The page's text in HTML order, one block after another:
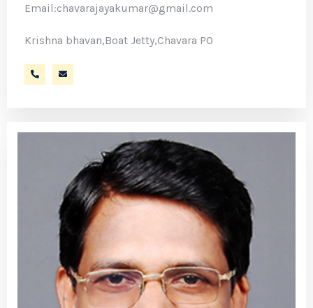
Email:chavarajayakumar@gmail.com
Krishna bhavan,Boat Jetty,Chavara PO
9447559833